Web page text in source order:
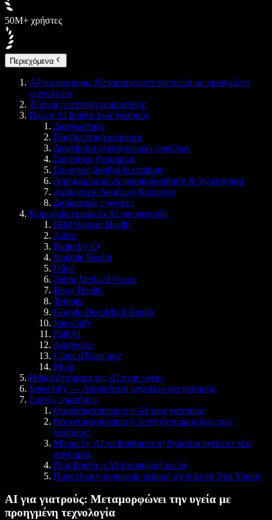
50M+ χρήστες
Περιεχόμενα
AI για γιατρούς: Μεταμορφώνει την υγεία με προηγμένη
τεχνολογία
Τι είναι η τεχνητή νοημοσύνη;
Πώς η AI βοηθά τους γιατρούς
Διαγνωστικά
Προβλεπτική ανάλυση
Διαχείριση ηλεκτρονικών φακέλων
Συστάσεις θεραπείας
Εικονικοί βοηθοί & chatbots
Απομακρυσμένη παρακολούθηση & τηλεϊατρική
Ανάλυση δεδομένων & έρευνα
Διοικητικές εργασίες
Κορυφαία εργαλεία AI για γιατρούς
IBM Watson Health
Aidoc
Butterfly iQ
Notable Health
Olive
Zebra Medical Vision
Buoy Health
Tempus
Google DeepMind Health
Speechify
PathAI
Atomwise
ClinicalTrials.gov
Myia
Ηθικά ζητήματα της AI στην υγεία
Speechify — Απαραίτητο εργαλείο για γιατρούς
Συχνές ερωτήσεις
Θα αντικαταστήσει η AI τους γιατρούς;
Θα αντικαταστήσει η τεχνητή νοημοσύνη τους
γιατρούς;
Μπορεί η AI να βοηθήσει τη δημόσια υγεία σε νέα
πανδημία;
Πώς βοηθά η AI την ψυχική υγεία;
Ποια είναι η κορυφαία ιατρική σχολή στη Νέα Υόρκη;
AI για γιατρούς: Μεταμορφώνει την υγεία με
προηγμένη τεχνολογία